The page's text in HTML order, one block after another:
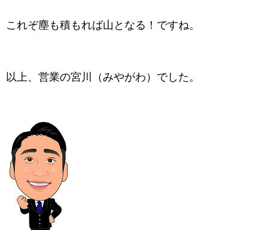
これぞ塵も積もれば山となる！ですね。
以上、営業の宮川（みやがわ）でした。